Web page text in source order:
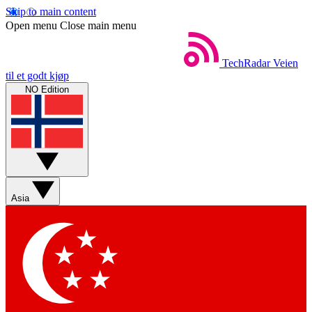
Skip to main content
Open menu Close main menu
TechRadar Veien
til et godt kjøp
NO Edition
Asia